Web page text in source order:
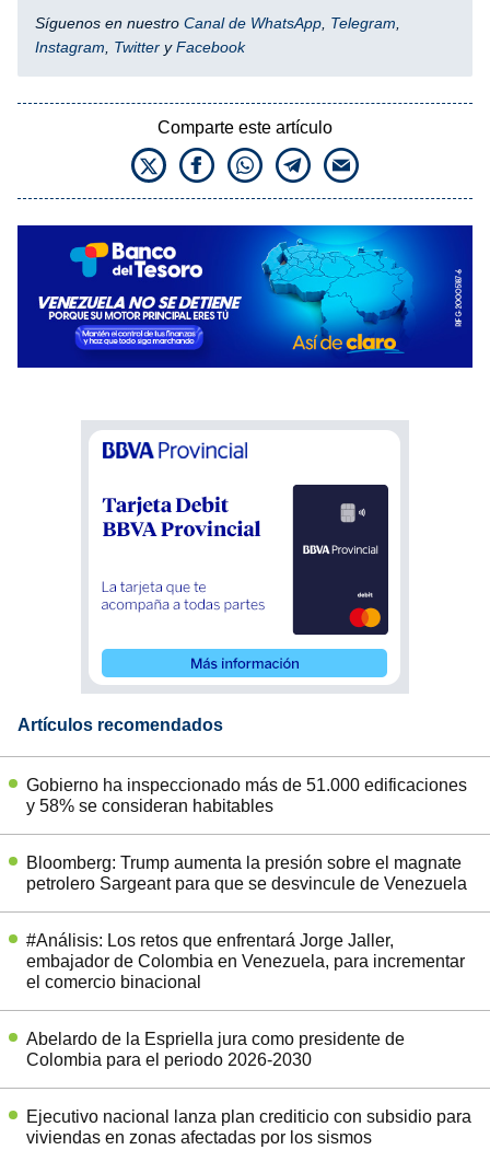
Síguenos en nuestro Canal de WhatsApp Telegram
Instagram
Twitter yFacebook
Comparte este artículo
Artículos recomendados
Gobierno ha inspeccionado más de 51.000 edificaciones
y 58% se consideran habitables
Bloomberg: Trump aumenta la presión sobre el magnate
petrolero Sargeant para que se desvincule de Venezuela
#Análisis: Los retos que enfrentará Jorge Jaller,
embajador de Colombia en Venezuela, para incrementar
el comercio binacional
Abelardo de la Espriella jura como presidente de
Colombia para el periodo 2026-2030
Ejecutivo nacional lanza plan crediticio con subsidio para
viviendas en zonas afectadas por los sismos